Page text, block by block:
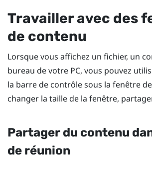
Travailler avec des
de contenu
Lorsque vous affichez un fichier, un
bureau de votre PC, vous pouvez
la barre de contrôle sous la fenêtre
changer la taille de la fenêtre,
Partager du contenu
de réunion